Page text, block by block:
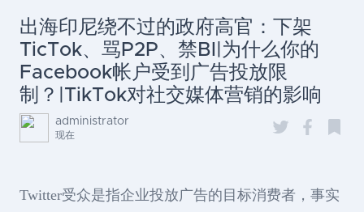
出海印尼绕不过的政府高官：下架
TicTok、骂P2P、禁Bl|为什么你的
Facebook帐户受到广告投放限
制？|TikTok对社交媒体营销的影响
administrator
现在
Twitter受众是指企业投放广告的目标消费者，事实